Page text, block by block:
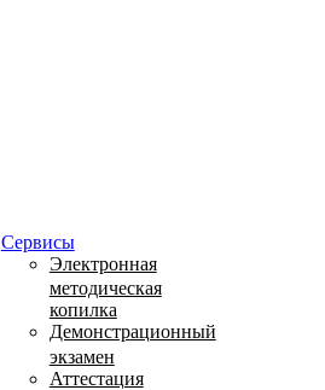
Сервисы
Электронная
методическая
копилка
Демонстрационный
экзамен
Аттестация